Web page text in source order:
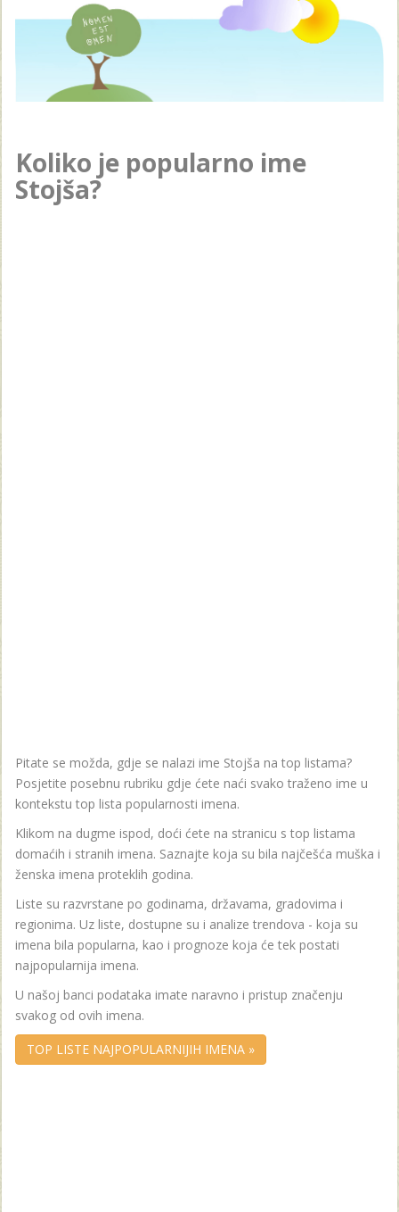
Koliko je popularno ime
Stojša?
Pitate se možda, gdje se nalazi ime Stojša na top listama?
Posjetite posebnu rubriku gdje ćete naći svako traženo ime u
kontekstu top lista popularnosti imena.
Klikom na dugme ispod, doći ćete na stranicu s top listama
domaćih i stranih imena. Saznajte koja su bila najčešća muška i
ženska imena proteklih godina.
Liste su razvrstane po godinama, državama, gradovima i
regionima. Uz liste, dostupne su i analize trendova - koja su
imena bila popularna, kao i prognoze koja će tek postati
najpopularnija imena.
U našoj banci podataka imate naravno i pristup značenju
svakog od ovih imena.
TOP LISTE NAJPOPULARNIJIH IMENA »